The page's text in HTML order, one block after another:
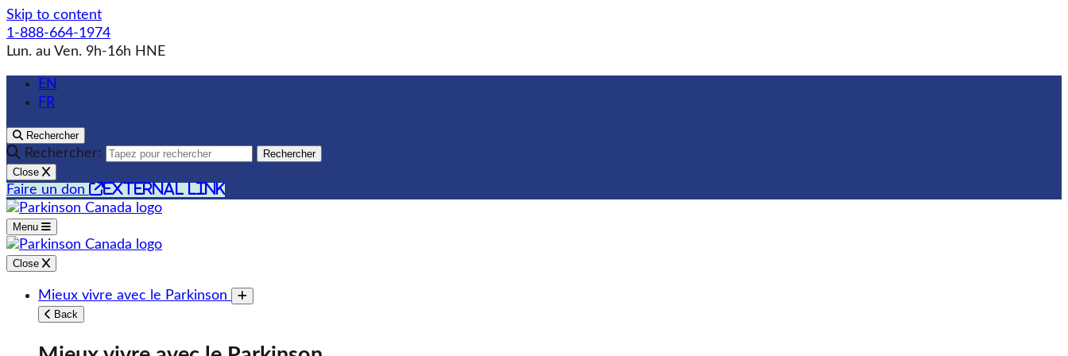
Skip to content
1-888-664-1974
Lun. au Ven. 9h-16h HNE
EN
FR
Rechercher
Rechercher:
Rechercher
Close
Faire un don external link
Menu
Close
Mieux vivre avec le Parkinson
Toggle submenu
Back